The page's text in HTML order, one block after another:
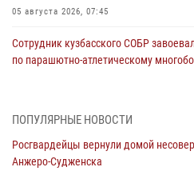
05 августа 2026, 07:45
Сотрудник кузбасского СОБР
по парашютно-атлетическому
Кузбассовцы высоко оценили
04 августа 2026, 09:42
ПОПУЛЯРНЫЕ НОВОСТИ
Росгвардейцы вернули домой
Анжеро-Судженска